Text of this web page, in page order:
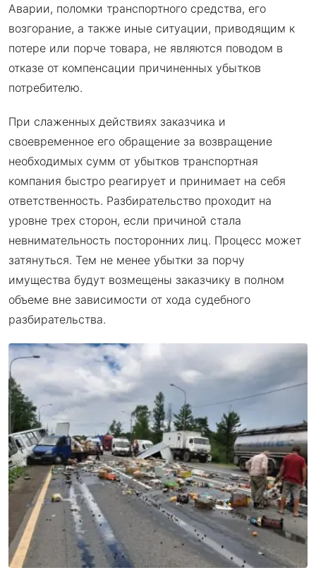
Аварии, поломки транспортного средства, его
возгорание, а также иные ситуации, приводящим к
потере или порче товара, не являются поводом в
отказе от компенсации причиненных убытков
потребителю.
При слаженных действиях заказчика и
своевременное его обращение за возвращение
необходимых сумм от убытков транспортная
компания быстро реагирует и принимает на себя
ответственность. Разбирательство проходит на
уровне трех сторон, если причиной стала
невнимательность посторонних лиц. Процесс может
затянуться. Тем не менее убытки за порчу
имущества будут возмещены заказчику в полном
объеме вне зависимости от хода судебного
разбирательства.